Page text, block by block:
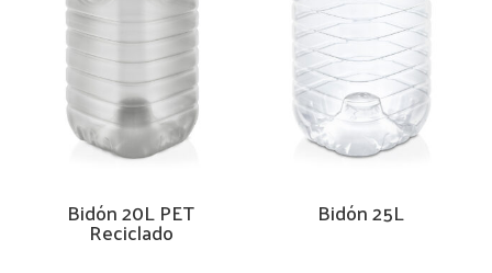
Bidón 20L PET
Reciclado
Bidón 25L